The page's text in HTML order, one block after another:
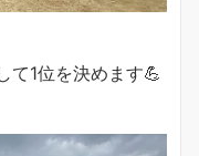
て1位を決めます💪